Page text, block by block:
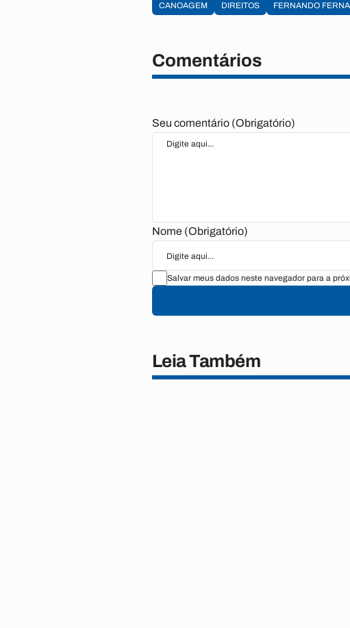
CANOAGEM DIREITOS FERNANDO
Comentários
Seu comentário (Obrigatório)
Nome (Obrigatório)
Salvar meus dados neste navegador para a
Leia Também